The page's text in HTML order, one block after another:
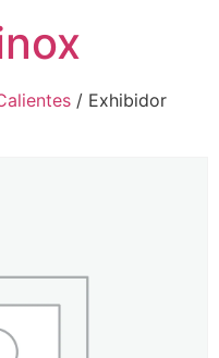
/ Exhibidor